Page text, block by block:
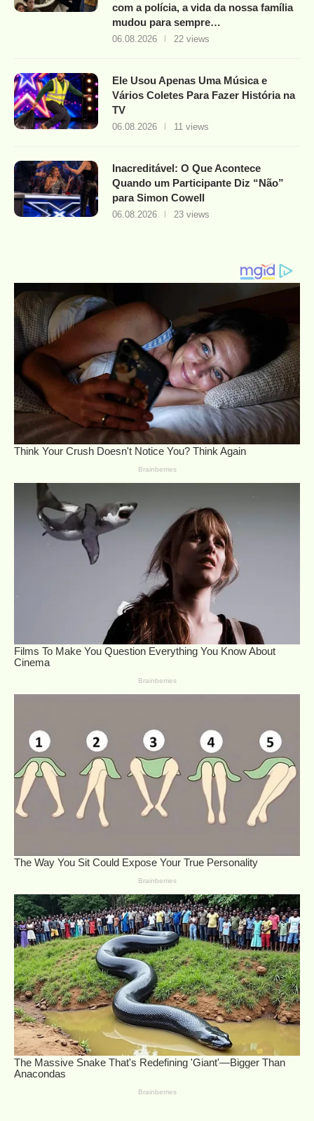
com a polícia, a vida da nossa família
mudou para sempre…
06.08.2026 22 views
Ele Usou Apenas Uma Música e
Vários Coletes Para Fazer História na
TV
06.08.2026 11 views
Inacreditável: O Que Acontece
Quando um Participante Diz “Não”
para Simon Cowell
06.08.2026 23 views